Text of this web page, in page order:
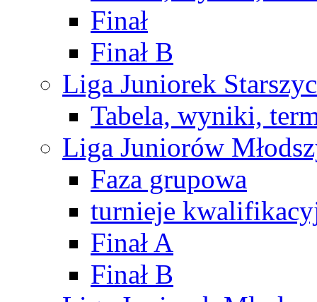
Finał
Finał B
Liga Juniorek
Tabela, wyniki,
Liga Juniorów
Faza grupowa
turnieje
Finał A
Finał B